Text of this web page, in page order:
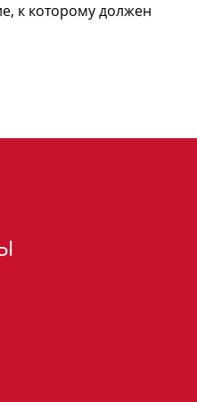
к которому должен